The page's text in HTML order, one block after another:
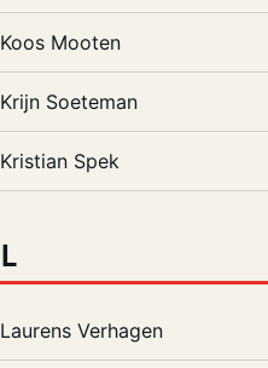
Koos Mooten
Krijn Soeteman
Kristian Spek
L
Laurens Verhagen